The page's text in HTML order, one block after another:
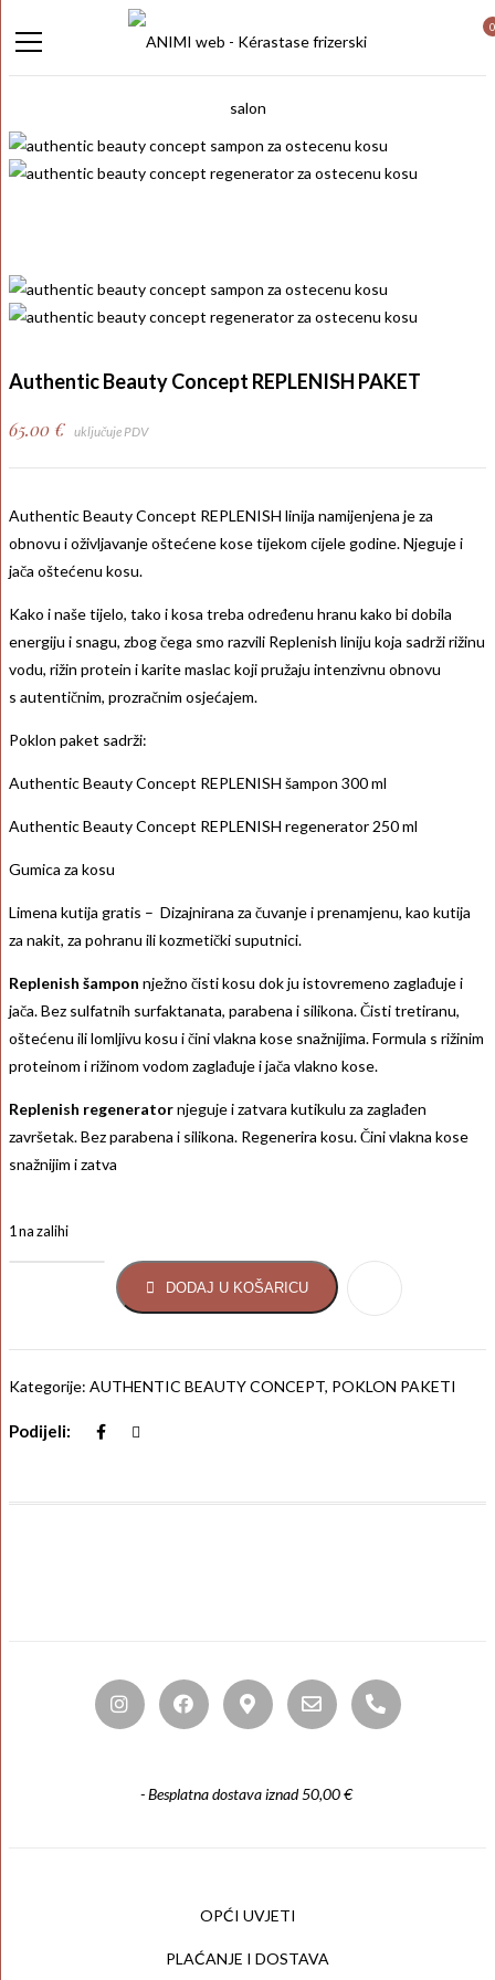
0
Authentic Beauty Concept REPLENISH PAKET
65.00 € uključuje PDV
Authentic Beauty Concept REPLENISH linija namijenjena je za
obnovu i oživljavanje oštećene kose tijekom cijele godine. Njeguje i
jača oštećenu kosu.
Kako i naše tijelo, tako i kosa treba određenu hranu kako bi dobila
energiju i snagu, zbog čega smo razvili Replenish liniju koja sadrži rižinu
vodu, rižin protein i karite maslac koji pružaju intenzivnu obnovu
s autentičnim, prozračnim osjećajem.
Poklon paket sadrži:
Authentic Beauty Concept REPLENISH šampon 300 ml
Authentic Beauty Concept REPLENISH regenerator 250 ml
Gumica za kosu
Limena kutija gratis – Dizajnirana za čuvanje i prenamjenu, kao kutija
za nakit, za pohranu ili kozmetički suputnici.
Replenish šampon nježno čisti kosu dok ju istovremeno zaglađuje i
jača. Bez sulfatnih surfaktanata, parabena i silikona. Čisti tretiranu,
oštećenu ili lomljivu kosu i čini vlakna kose snažnijima. Formula s rižinim
proteinom i rižinom vodom zaglađuje i jača vlakno kose.
Replenish regeneratornjeguje i zatvara kutikulu za zaglađen
završetak. Bez parabena i silikona. Regenerira kosu. Čini vlakna kose
snažnijim i zatva
1 na zalihi
DODAJ U KOŠARICU
Kategorije: AUTHENTIC BEAUTY CONCEPT, POKLON PAKETI
Podijeli:
- Besplatna dostava iznad 50,00 €
OPĆI UVJETI
PLAĆANJE I DOSTAVA